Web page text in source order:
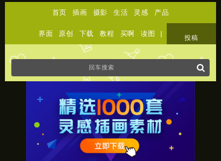
首页 插画 摄影 生活 灵感 产品
界面 原创 下载 教程 买啊 读图 |
投稿